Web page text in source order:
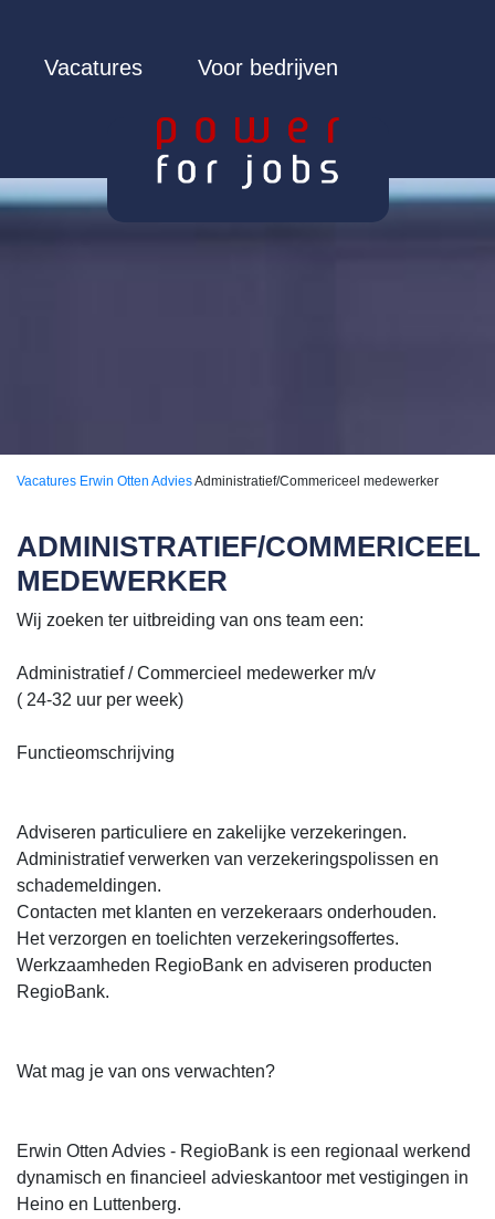
Vacatures Voor bedrijven
Vacatures Erwin Otten AdviesAdministratief/Commericeel medewerker
ADMINISTRATIEF/COMMERICEEL
MEDEWERKER
Wij zoeken ter uitbreiding van ons team een:
Administratief / Commercieel medewerker m/v
( 24-32 uur per week)
Functieomschrijving
Adviseren particuliere en zakelijke verzekeringen.
Administratief verwerken van verzekeringspolissen en
schademeldingen.
Contacten met klanten en verzekeraars onderhouden.
Het verzorgen en toelichten verzekeringsoffertes.
Werkzaamheden RegioBank en adviseren producten
RegioBank.
Wat mag je van ons verwachten?
Erwin Otten Advies - RegioBank is een regionaal werkend
dynamisch en financieel advieskantoor met vestigingen in
Heino en Luttenberg.